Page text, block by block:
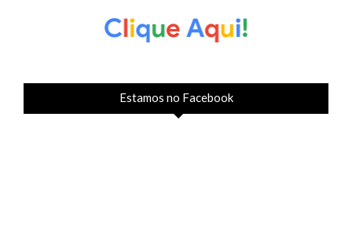
Estamos no Facebook